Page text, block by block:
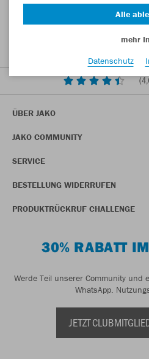
(
ÜBER JAKO
JAKO COMMUNITY
SERVICE
BESTELLUNG WIDERRUFEN
PRODUKTRÜCKRUF CHALLENGE
30% RABATT
Werde Teil unserer Community und
WhatsApp.
JETZT
Alle
mehr
Datenschutz